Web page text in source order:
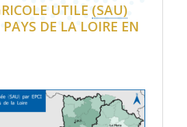
UTILE (SAU)
PAYS DE LA LOIRE EN